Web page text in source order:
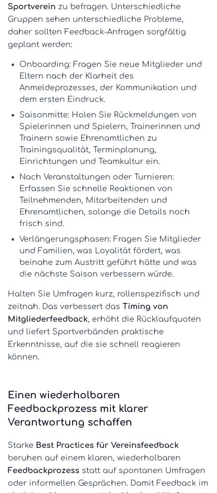
Sportverein zu befragen. Unterschiedliche
Gruppen sehen unterschiedliche Probleme,
daher sollten Feedback-Anfragen sorgfältig
geplant werden:
Onboarding: Fragen Sie neue Mitglieder und
Eltern nach der Klarheit des
Anmeldeprozesses, der Kommunikation und
dem ersten Eindruck.
Saisonmitte: Holen Sie Rückmeldungen von
Spielerinnen und Spielern, Trainerinnen und
Trainern sowie Ehrenamtlichen zu
Trainingsqualität, Terminplanung,
Einrichtungen und Teamkultur ein.
Nach Veranstaltungen oder Turnieren:
Erfassen Sie schnelle Reaktionen von
Teilnehmenden, Mitarbeitenden und
Ehrenamtlichen, solange die Details noch
frisch sind.
Verlängerungsphasen: Fragen Sie Mitglieder
und Familien, was Loyalität fördert, was
beinahe zum Austritt geführt hätte und was
die nächste Saison verbessern würde.
Halten Sie Umfragen kurz, rollenspezifisch und
zeitnah. Das verbessert das Timing von
Mitgliederfeedback, erhöht die Rücklaufquoten
und liefert Sportverbänden praktische
Erkenntnisse, auf die sie schnell reagieren
können.
Einen wiederholbaren
Feedbackprozess mit klarer
Verantwortung schaffen
Starke Best Practices für Vereinsfeedback
beruhen auf einem klaren, wiederholbaren
Feedbackprozess statt auf spontanen Umfragen
oder informellen Gesprächen. Damit Feedback im